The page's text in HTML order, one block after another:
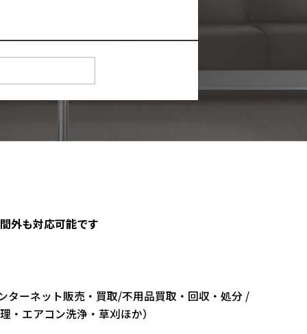
外も対応可能です
ターネット販売・買取/不用品買取・回収・処分 /
・エアコン洗浄・草刈ほか）